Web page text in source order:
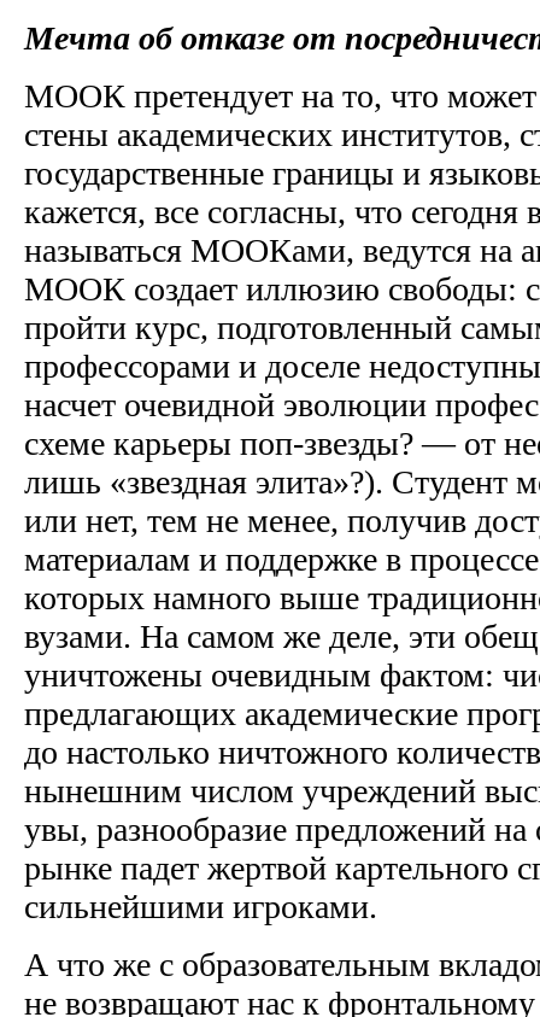
Мечта об отказе от
МООК претендует на то, что
стены академических институтов,
государственные границы и
кажется, все согласны, что
называться МООКами, ведутся на
МООК создает иллюзию свободы:
пройти курс, подготовленный
профессорами и доселе
насчет очевидной эволюции
схеме карьеры поп-звезды? — от
лишь «звездная элита»?).
или нет, тем не менее, получив
материалам и поддержке в
которых намного выше
вузами. На самом же деле, эти
уничтожены очевидным фактом:
предлагающих академические
до настолько ничтожного
нынешним числом учреждений
увы, разнообразие предложений на
рынке падет жертвой картельного
сильнейшими игроками.
А что же с образовательным
не возвращают нас к